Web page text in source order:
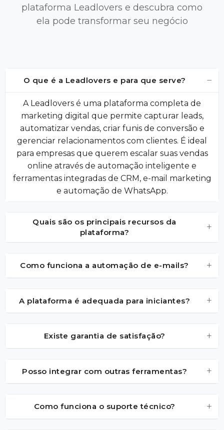
plataforma Leadlovers e descubra como
ela pode transformar seu negócio
O que é a Leadlovers e para que serve? −
A Leadlovers é uma plataforma completa de
marketing digital que permite capturar leads,
automatizar vendas, criar funis de conversão e
gerenciar relacionamentos com clientes. É ideal
para empresas que querem escalar suas vendas
online através de automação inteligente e
ferramentas integradas de CRM, e-mail marketing
e automação de WhatsApp.
Quais são os principais recursos da
plataforma?
+
Como funciona a automação de e-mails? +
A plataforma é adequada para iniciantes? +
Existe garantia de satisfação? +
Posso integrar com outras ferramentas? +
Como funciona o suporte técnico? +